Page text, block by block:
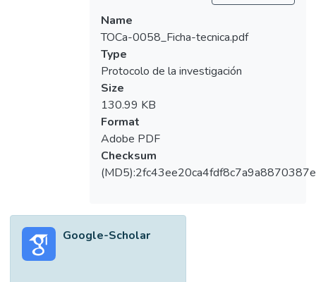
Name
TOCa-0058_Ficha-tecnica.pdf
Type
Protocolo de la investigación
Size
130.99 KB
Format
Adobe PDF
Checksum
Google-Scholar